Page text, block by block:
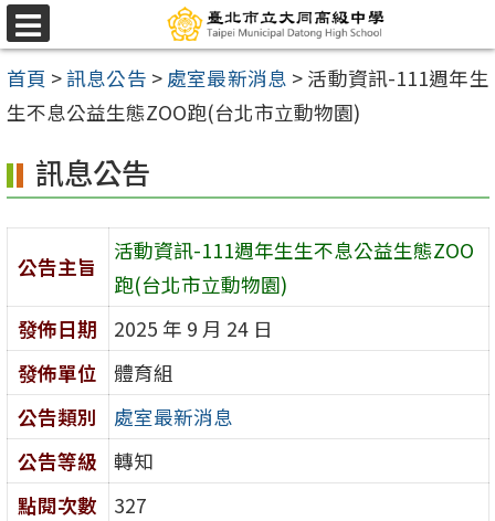
跳
至
主
要
容
區
選
單
首頁 >訊息公告 > 處室最新消息 > 活動資訊-111週年生
生不息公益生態ZOO跑(台北市立動物園)
訊息公告
公告主旨
活動資訊-111週年生生不息公益生態ZOO
跑(台北市立動物園)
發佈日期
2025 年 9 月 24 日
發佈單位
體育組
公告類別
處室最新消息
公告等級
轉知
點閱次數
327